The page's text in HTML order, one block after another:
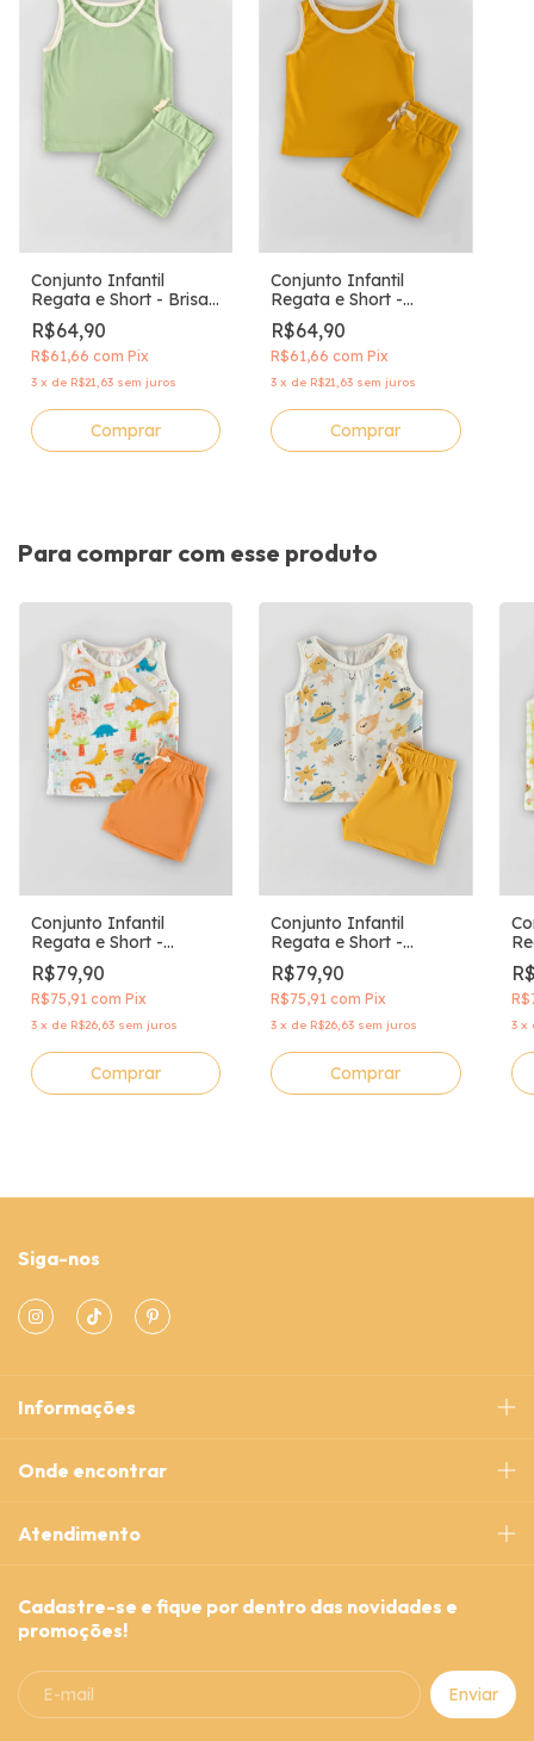
Conjunto Infantil
Regata e Short - Brisa
Verde
R$64,90
R$61,66 com Pix
3 x de R$21,63 sem juros
Comprar
Conjunto Infantil
Regata e Short -
Amarelo Solar
R$64,90
R$61,66com Pix
3 x de R$21,63 sem juros
Comprar
Para comprar com esse produto
Conjunto Infantil
Regata e Short -
Dinolândia
R$79,90
R$75,91 com Pix
3 x de R$26,63 sem juros
Comprar
Conjunto Infantil
Regata e Short -
Espaço Sideral
R$79,90
R$75,91com Pix
3 x de R$26,63 sem juros
Comprar
3 x
Siga-nos
Informações
Onde encontrar
Atendimento
Cadastre-se e fique por dentro das novidades e
promoções!